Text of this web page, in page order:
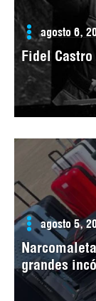
agosto 6,
Fidel
agosto 5,
grandes